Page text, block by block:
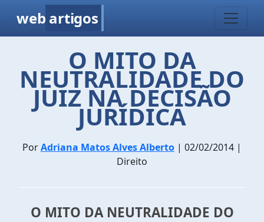
web artigos
O MITO DA
NEUTRALIDADE DO
JUIZ NA DECISÃO
JURÍDICA
PorAdriana Matos Alves Alberto | 02/02/2014 |
Direito
O MITO DA NEUTRALIDADE DO